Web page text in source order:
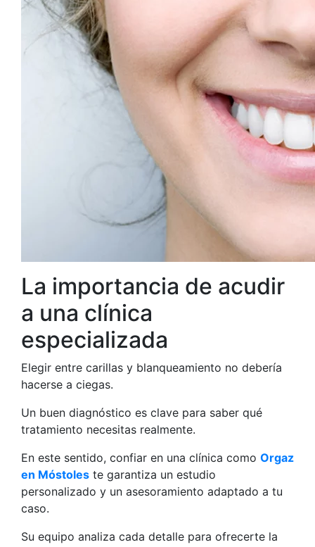
La importancia de acudir
a una clínica
especializada
Elegir entre carillas y blanqueamiento no debería
hacerse a ciegas.
Un buen diagnóstico es clave para saber qué
tratamiento necesitas realmente.
En este sentido, confiar en una clínica como Orgaz
en Móstoles te garantiza un estudio
personalizado y un asesoramiento adaptado a tu
caso.
Su equipo analiza cada detalle para ofrecerte la